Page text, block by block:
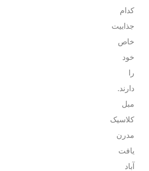
کدام
جذابیت
خاص
خود
را
دارند.
مبل
کلاسیک
مدرن
یافت
آباد